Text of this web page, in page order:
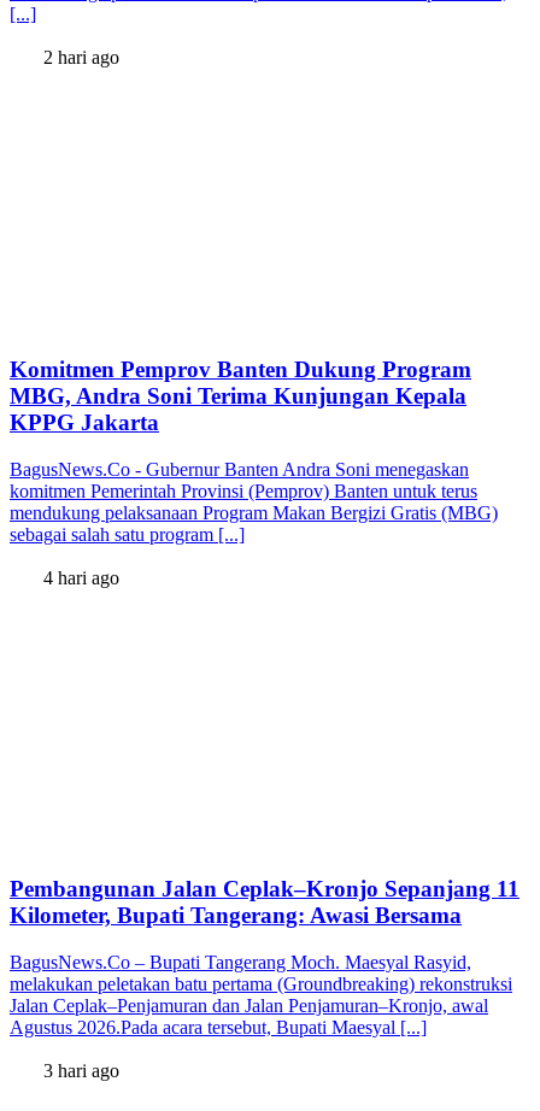
[...]
2 hari ago
Komitmen Pemprov Banten Dukung Program
MBG, Andra Soni Terima Kunjungan Kepala
KPPG Jakarta
BagusNews.Co - Gubernur Banten Andra Soni menegaskan
komitmen Pemerintah Provinsi (Pemprov) Banten untuk terus
mendukung pelaksanaan Program Makan Bergizi Gratis (MBG)
sebagai salah satu program [...]
4 hari ago
Pembangunan Jalan Ceplak–Kronjo Sepanjang 11
Kilometer, Bupati Tangerang: Awasi Bersama
BagusNews.Co – Bupati Tangerang Moch. Maesyal Rasyid,
melakukan peletakan batu pertama (Groundbreaking) rekonstruksi
Jalan Ceplak–Penjamuran dan Jalan Penjamuran–Kronjo, awal
Agustus 2026.Pada acara tersebut, Bupati Maesyal [...]
3 hari ago